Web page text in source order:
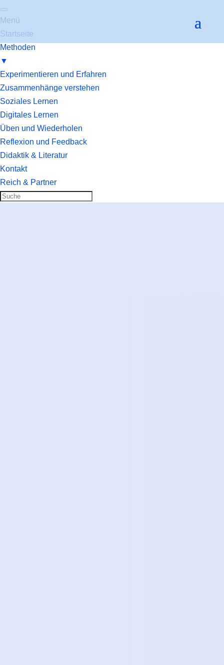
Menü
Startseite
Methoden
▼
Experimentieren und Erfahren
Zusammenhänge verstehen
Soziales Lernen
Digitales Lernen
Üben und Wiederholen
Reflexion und Feedback
Didaktik & Literatur
Kontakt
Reich & Partner